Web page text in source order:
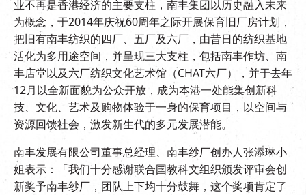
业不再是香港经济的主要支柱，南丰集团以历史融入未来
为概念，于2014年庆祝60周年之际开展保育旧厂房计划，
把旧有南丰纺织的四厂、五厂及六厂，由昔日的纺织基地
活化为多用途空间，并呈现三大支柱，包括南丰作坊、南
丰店堂以及六厂纺织文化艺术馆（CHAT六厂），并于去年
12月以全新面貌为公众开放，成为本港一处能集创新科
技、文化、艺术及购物体验于一身的保育项目，以空间与
资源回馈社会，激发新生代的多元发展潜能。
南丰发展有限公司董事总经理、南丰纱厂创办人张添琳小
姐表示：「我们十分感谢联合国教科文组织颁发评审会创
新奖予南丰纱厂，团队上下均十分鼓舞，这个奖项肯定了